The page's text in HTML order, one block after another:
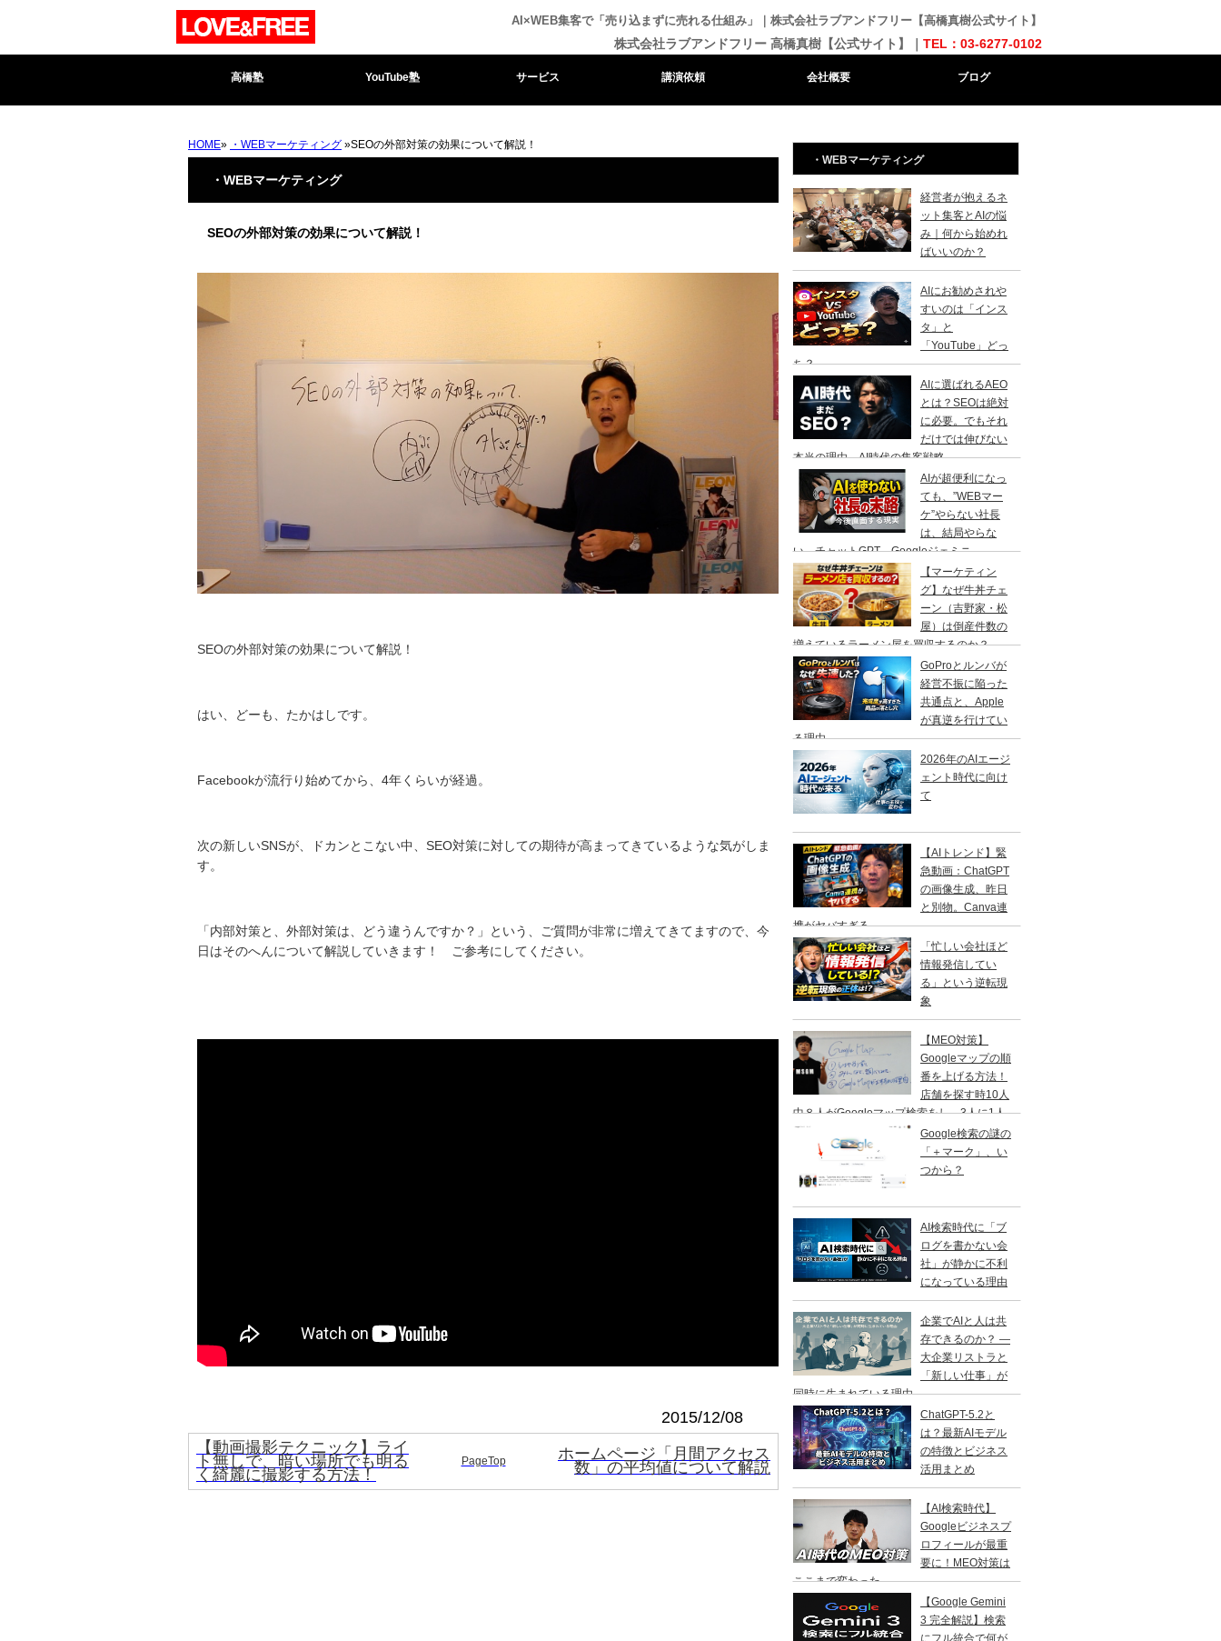
AI×WEB集客で「売り込まずに売れる仕組み」｜株式会社ラブアンドフリー【高橋真樹公式サイト】
株式会社ラブアンドフリー 高橋真樹【公式サイト】｜ TEL：03-6277-0102
高橋塾 YouTube塾 サービス 講演依頼 会社概要 ブログ
HOME» ・WEBマーケティング »SEOの外部対策の効果について解説！
・WEBマーケティング
SEOの外部対策の効果について解説！
SEOの外部対策の効果について解説！
はい、どーも、たかはしです。
Facebookが流行り始めてから、4年くらいが経過。
次の新しいSNSが、ドカンとこない中、SEO対策に対しての期待が高まってきているような気がしま
す。
「内部対策と、外部対策は、どう違うんですか？」という、ご質問が非常に増えてきてますので、今
日はそのへんについて解説していきます！ ご参考にしてください。
2015/12/08
【動画撮影テクニック】ライ
ト無しで、暗い場所でも明る
く綺麗に撮影する方法！
PageTop ホームページ「月間アクセス
数」の平均値について解説
・WEBマーケティング
経営者が抱えるネ
ット集客とAIの悩
み｜何から始めれ
ばいいのか？
AIにお勧めされや
すいのは「インス
タ」と
「YouTube」どっ
ち？
AIに選ばれるAEO
とは？SEOは絶対
に必要。でもそれ
だけでは伸びない
本当の理由、AI時代の集客戦略
AIが超便利になっ
ても、”WEBマー
ケ”やらない社長
は、結局やらな
い。チャットGPT、Googleジェミニ
【マーケティン
グ】なぜ牛丼チェ
ーン（吉野家・松
屋）は倒産件数の
増えているラーメン屋を買収するのか？
GoProとルンバが
経営不振に陥った
共通点と、Apple
が真逆を行けてい
る理由
2026年のAIエージ
ェント時代に向け
て
【AIトレンド】緊
急動画：ChatGPT
の画像生成、昨日
と別物。Canva連
携がヤバすぎる
「忙しい会社ほど
情報発信してい
る」という逆転現
象
【MEO対策】
Googleマップの順
番を上げる方法！
店舗を探す時10人
中８人がGoogleマップ検索をし、3人に1人
は１日以内に来店する事を知ってますか？
Google検索の謎の
「＋マーク」、い
つから？
AI検索時代に「ブ
ログを書かない会
社」が静かに不利
になっている理由
企業でAIと人は共
存できるのか？ ―
大企業リストラと
「新しい仕事」が
同時に生まれている理由 ―
ChatGPT-5.2と
は？最新AIモデル
の特徴とビジネス
活用まとめ
【AI検索時代】
Googleビジネスプ
ロフィールが最重
要に！MEO対策は
ここまで変わった
【Google Gemini
3 完全解説】検索
にフル統合で何が